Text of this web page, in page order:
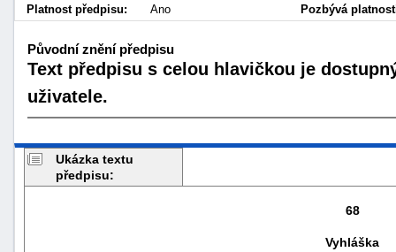
Platnost předpisu:
Ano Pozbývá
Původní znění předpisu
Text předpisu s celou hlavičkou je
uživatele.
Ukázka textu
předpisu:
68
Vyhláška